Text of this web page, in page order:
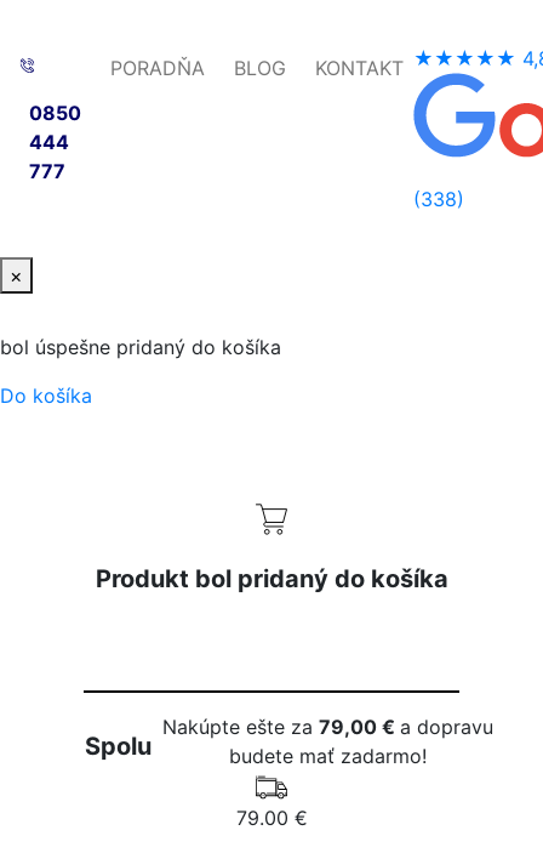
0850
444
777
PORADŇA BLOG KONTAKT ★★★★★
(338)
×
bol úspešne pridaný do košíka
Do košíka
Produkt bol pridaný do košíka
Spolu
Nakúpte ešte za79,00 €a dopravu
budete mať zadarmo!
79.00 €